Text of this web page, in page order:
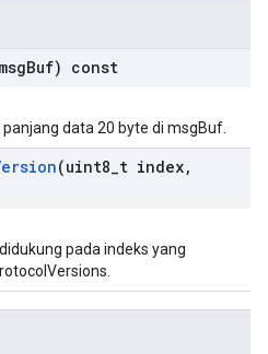
Buf) const
data 20 byte di msgBuf.
(uint8 t index,
pada indeks yang